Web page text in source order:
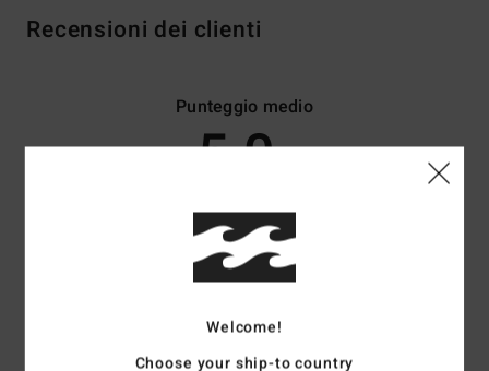
Recensioni dei clienti
Punteggio medio
5.0
2 recensioni verificatedal maggio 2026
Il 100% dei nostri clienti consiglia questo prodotto
Welcome!
Choose your ship-to country